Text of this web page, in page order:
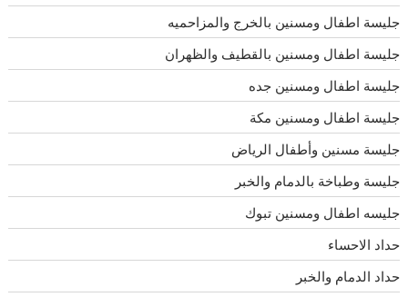
جليسة اطفال ومسنين بالخرج والمزاحميه
جليسة اطفال ومسنين بالقطيف والظهران
جليسة اطفال ومسنين جده
جليسة اطفال ومسنين مكة
جليسة مسنين وأطفال الرياض
جليسة وطباخة بالدمام والخبر
جليسه اطفال ومسنين تبوك
حداد الاحساء
حداد الدمام والخبر